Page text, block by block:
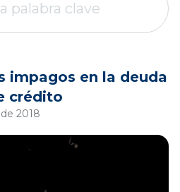
impagos en la deuda
crédito
2018